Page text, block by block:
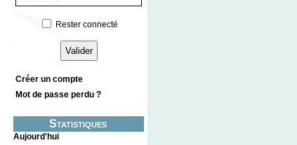
Rester connecté
Créer un compte
Mot de passe perdu ?
Statistiques
Aujourd'hui